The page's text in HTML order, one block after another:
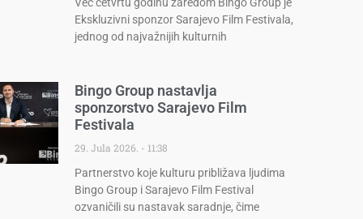
Ekskluzivni sponzor Sarajevo Film Festivala,
jednog od najvažnijih kulturnih
Bingo Group nastavlja
sponzorstvo Sarajevo Film
Festivala
29. Jula 2026.
11:38
Partnerstvo koje kulturu približava ljudima
Bingo Group i Sarajevo Film Festival
ozvaničili su nastavak saradnje, čime